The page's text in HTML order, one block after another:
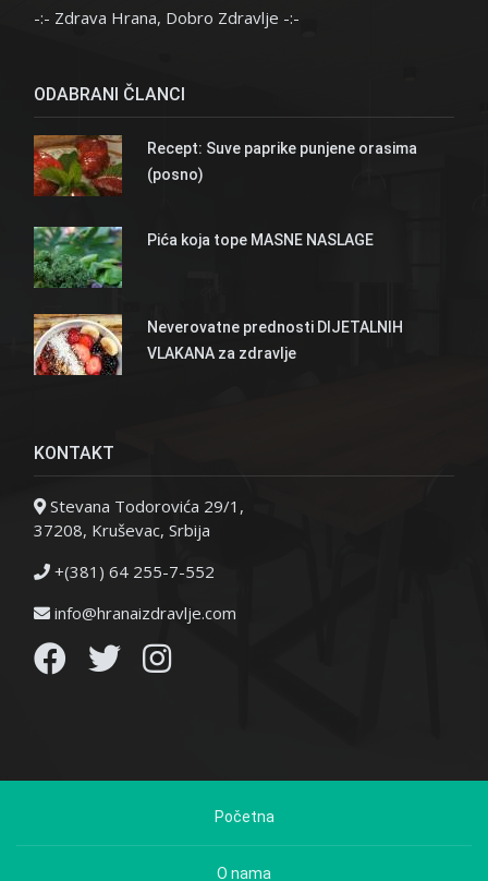
-:- Zdrava Hrana, Dobro Zdravlje -:-
ODABRANI ČLANCI
Recept: Suve paprike punjene orasima
(posno)
Pića koja tope MASNE NASLAGE
Neverovatne prednosti DIJETALNIH
VLAKANA za zdravlje
KONTAKT
Stevana Todorovića 29/1,
37208, Kruševac, Srbija
+(381) 64 255-7-552
info@hranaizdravlje.com
Početna
O nama